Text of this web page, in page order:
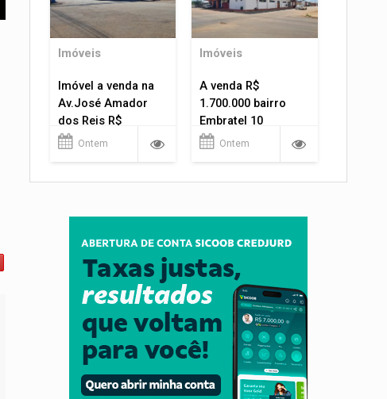
Imóveis
Imóvel a venda na
Av.José Amador
dos Reis R$
1.400.000
Ontem
Imóveis
A venda R$
1.700.000 bairro
Embratel 10
apartamentos!
Ontem